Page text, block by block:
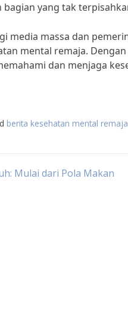
yang tak
media massa dan
mental remaja.
dan menjaga
berita kesehatan mental remaja
Mulai dari Pola Makan